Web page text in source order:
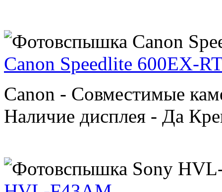
Canon Speedlite 600EX-
Canon - Совместимые
Наличие дисплея - Да